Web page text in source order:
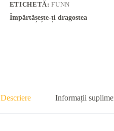
ETICHETĂ:FUNN
Împărtășește-ți dragostea
Descriere Informații